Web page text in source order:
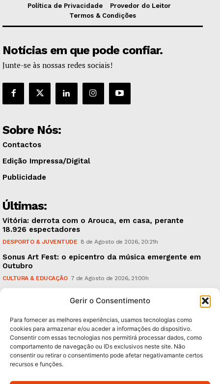
Gerir o Consentimento
Para fornecer as melhores experiências, usamos tecnologias como
cookies para armazenar e/ou aceder a informações do dispositivo.
Consentir com essas tecnologias nos permitirá processar dados, como
comportamento de navegação ou IDs exclusivos neste site. Não
consentir ou retirar o consentimento pode afetar negativamante certos
recursos e funções.
Política de Privacidade
Provedor do Leitor
Termos & Condições
Notícias em que pode confiar.
Junte-se às nossas redes sociais!
Sobre Nós:
Contactos
Edição Impressa/Digital
Publicidade
Últimas:
Vitória: derrota com o Arouca, em casa, perante
18.926 espectadores
DESPORTO & JUVENTUDE 8 de Agosto de 2026, 20:21h
Sonus Art Fest: o epicentro da música emergente em
Outubro
CULTURA & EDUCAÇÃO 7 de Agosto de 2026, 21:00h
Subscreva Newsletter: